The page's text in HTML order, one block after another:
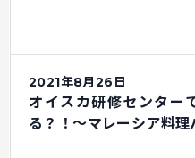
2021年8月26日
オイスカ研修センター
る？！～マレーシア料